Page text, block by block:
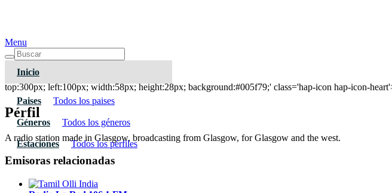
Menu
Inicio
Paises Todos los paises
Géneros Todos los géneros
Estaciones Todos los pérfiles
Go Radio Glasgow
top:300px; left:100px; width:58px; height:28px; background:#005f79;' class='hap-icon hap-icon-
Pérfil
A radio station made in Glasgow, broadcasting from Glasgow, for Glasgow and the west.
Emisoras relacionadas